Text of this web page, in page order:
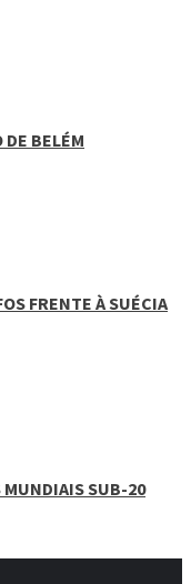
BELÉM
FRENTE À SUÉCIA
MUNDIAIS SUB-20